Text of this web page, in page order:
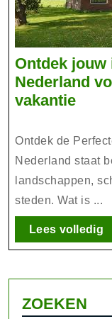
Ontdek jouw
Nederland
vakantie
voor
een
Ontdek de
Nederland staat
landschappen,
steden. Wat is ...
Lees volledig
ZOEKEN